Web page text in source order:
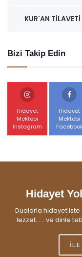
KUR'AN TILAVETI
Bizi Takip Edin
Hidayet
Mektebi
Instagram
Hidayet
Mektebi
Hidayet
Dualarla hidayet
lezzet... ...ve dinle